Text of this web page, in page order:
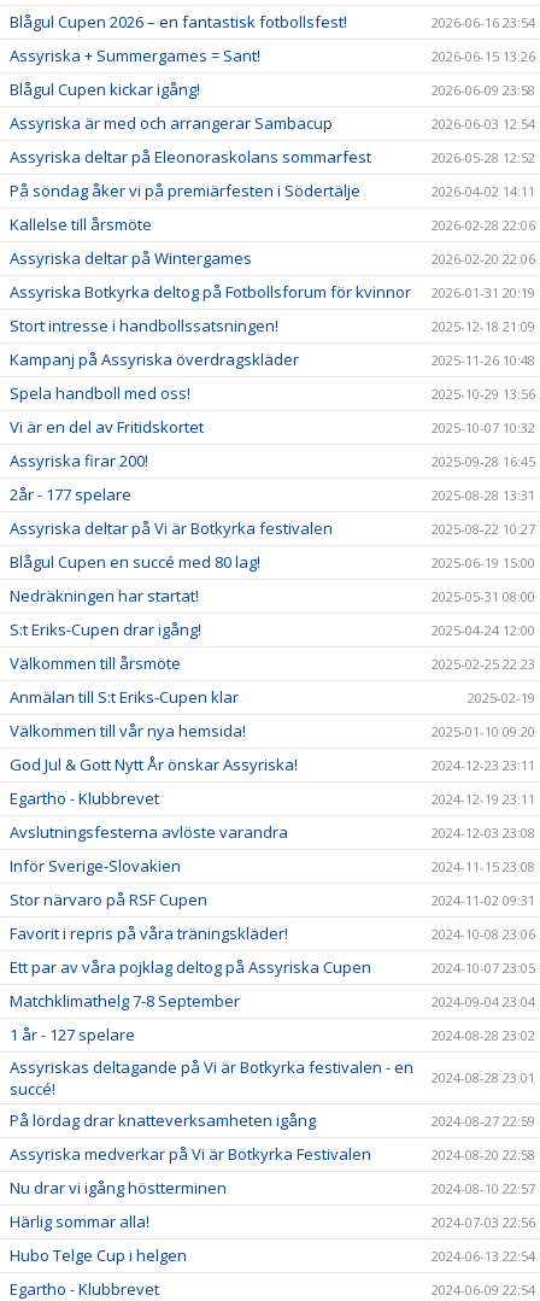
Blågul Cupen 2026 – en fantastisk fotbollsfest! 2026-06-16 23:54
Assyriska + Summergames = Sant! 2026-06-15 13:26
Blågul Cupen kickar igång! 2026-06-09 23:58
Assyriska är med och arrangerar Sambacup 2026-06-03 12:54
Assyriska deltar på Eleonoraskolans sommarfest 2026-05-28 12:52
På söndag åker vi på premiärfesten i Södertälje 2026-04-02 14:11
Kallelse till årsmöte 2026-02-28 22:06
Assyriska deltar på Wintergames 2026-02-20 22:06
Assyriska Botkyrka deltog på Fotbollsforum för kvinnor 2026-01-31 20:19
Stort intresse i handbollssatsningen! 2025-12-18 21:09
Kampanj på Assyriska överdragskläder 2025-11-26 10:48
Spela handboll med oss! 2025-10-29 13:56
Vi är en del av Fritidskortet 2025-10-07 10:32
Assyriska firar 200! 2025-09-28 16:45
2år - 177 spelare 2025-08-28 13:31
Assyriska deltar på Vi är Botkyrka festivalen 2025-08-22 10:27
Blågul Cupen en succé med 80 lag! 2025-06-19 15:00
Nedräkningen har startat! 2025-05-31 08:00
S:t Eriks-Cupen drar igång! 2025-04-24 12:00
Välkommen till årsmöte 2025-02-25 22:23
Anmälan till S:t Eriks-Cupen klar 2025-02-19
Välkommen till vår nya hemsida! 2025-01-10 09:20
God Jul & Gott Nytt År önskar Assyriska! 2024-12-23 23:11
Egartho - Klubbrevet 2024-12-19 23:11
Avslutningsfesterna avlöste varandra 2024-12-03 23:08
Inför Sverige-Slovakien 2024-11-15 23:08
Stor närvaro på RSF Cupen 2024-11-02 09:31
Favorit i repris på våra träningskläder! 2024-10-08 23:06
Ett par av våra pojklag deltog på Assyriska Cupen 2024-10-07 23:05
Matchklimathelg 7-8 September 2024-09-04 23:04
1 år - 127 spelare 2024-08-28 23:02
Assyriskas deltagande på Vi är Botkyrka festivalen - en
succé!
2024-08-28 23:01
På lördag drar knatteverksamheten igång 2024-08-27 22:59
Assyriska medverkar på Vi är Botkyrka Festivalen 2024-08-20 22:58
Nu drar vi igång höstterminen 2024-08-10 22:57
Härlig sommar alla! 2024-07-03 22:56
Hubo Telge Cup i helgen 2024-06-13 22:54
Egartho - Klubbrevet 2024-06-09 22:54